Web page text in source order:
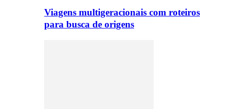
Viagens multigeracionais com roteiros
para busca de origens